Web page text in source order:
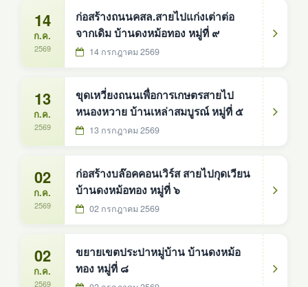
14
ก.ค.
2569
ก่อสร้างถนนคสล.สายไปแก่งเต่าต่อ
จากเดิม บ้านดงหม้อทอง หมู่ที่ ๙
14 กรกฎาคม 2569
13
ก.ค.
2569
ขุดเหวี่ยงถนนเพื่อการเกษตรสายไป
หนองหวาย บ้านเหล่าสมบูรณ์ หมู่ที่ ๕
13 กรกฎาคม 2569
02
ก.ค.
2569
ก่อสร้างบล๊อคคอนเวิร์ส สายไปกุดเวียน
บ้านดงหม้อทอง หมู่ที่ ๖
02 กรกฎาคม 2569
02
ก.ค.
2569
ขยายเขตประปาหมู่บ้าน บ้านดงหม้อ
ทอง หมู่ที่ ๘